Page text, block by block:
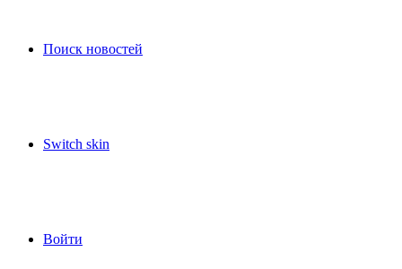
Поиск новостей
Switch skin
Войти